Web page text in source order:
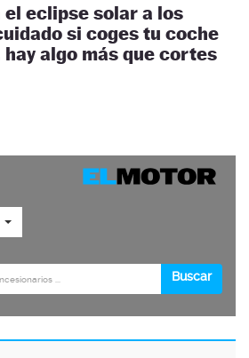
el eclipse solar a los
si coges tu coche
algo más que cortes